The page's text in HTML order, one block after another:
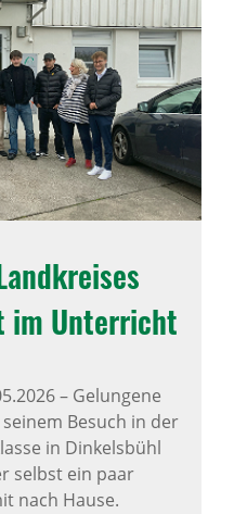
im Unter­richt
–Gelungene
Besuch in der
in Dinkelsbühl
selbst ein paar
nach Hause.